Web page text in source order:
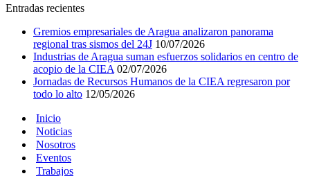
Entradas recientes
Gremios empresariales de Aragua analizaron panorama
regional tras sismos del 24J 10/07/2026
Industrias de Aragua suman esfuerzos solidarios en centro de
acopio de la CIEA 02/07/2026
Jornadas de Recursos Humanos de la CIEA regresaron por
todo lo alto 12/05/2026
Inicio
Noticias
Nosotros
Eventos
Trabajos